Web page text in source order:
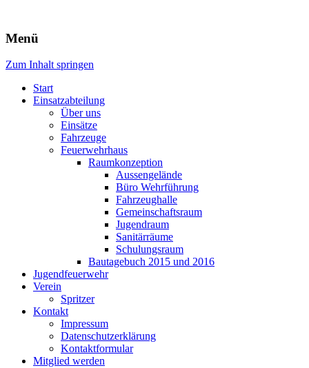
Freiwillige Feuerwehr Rodheim
v.d.H.
Menü
Zum Inhalt springen
Start
Einsatzabteilung
Über uns
Einsätze
Fahrzeuge
Feuerwehrhaus
Raumkonzeption
Aussengelände
Büro Wehrführung
Fahrzeughalle
Gemeinschaftsraum
Jugendraum
Sanitärräume
Schulungsraum
Bautagebuch 2015 und 2016
Jugendfeuerwehr
Verein
Spritzer
Kontakt
Impressum
Datenschutzerklärung
Kontaktformular
Mitglied werden